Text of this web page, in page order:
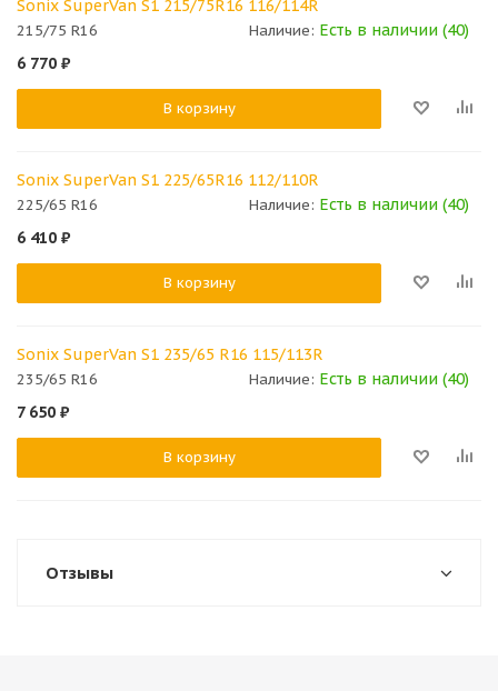
Sonix SuperVan S1 215/75R16 116/114R
215/75 R16 Наличие: Есть в наличии (40)
6 770 ₽
В корзину
Sonix SuperVan S1 225/65R16 112/110R
225/65 R16 Наличие: Есть в наличии (40)
6 410 ₽
В корзину
Sonix SuperVan S1 235/65 R16 115/113R
235/65 R16 Наличие: Есть в наличии (40)
7 650 ₽
В корзину
Отзывы